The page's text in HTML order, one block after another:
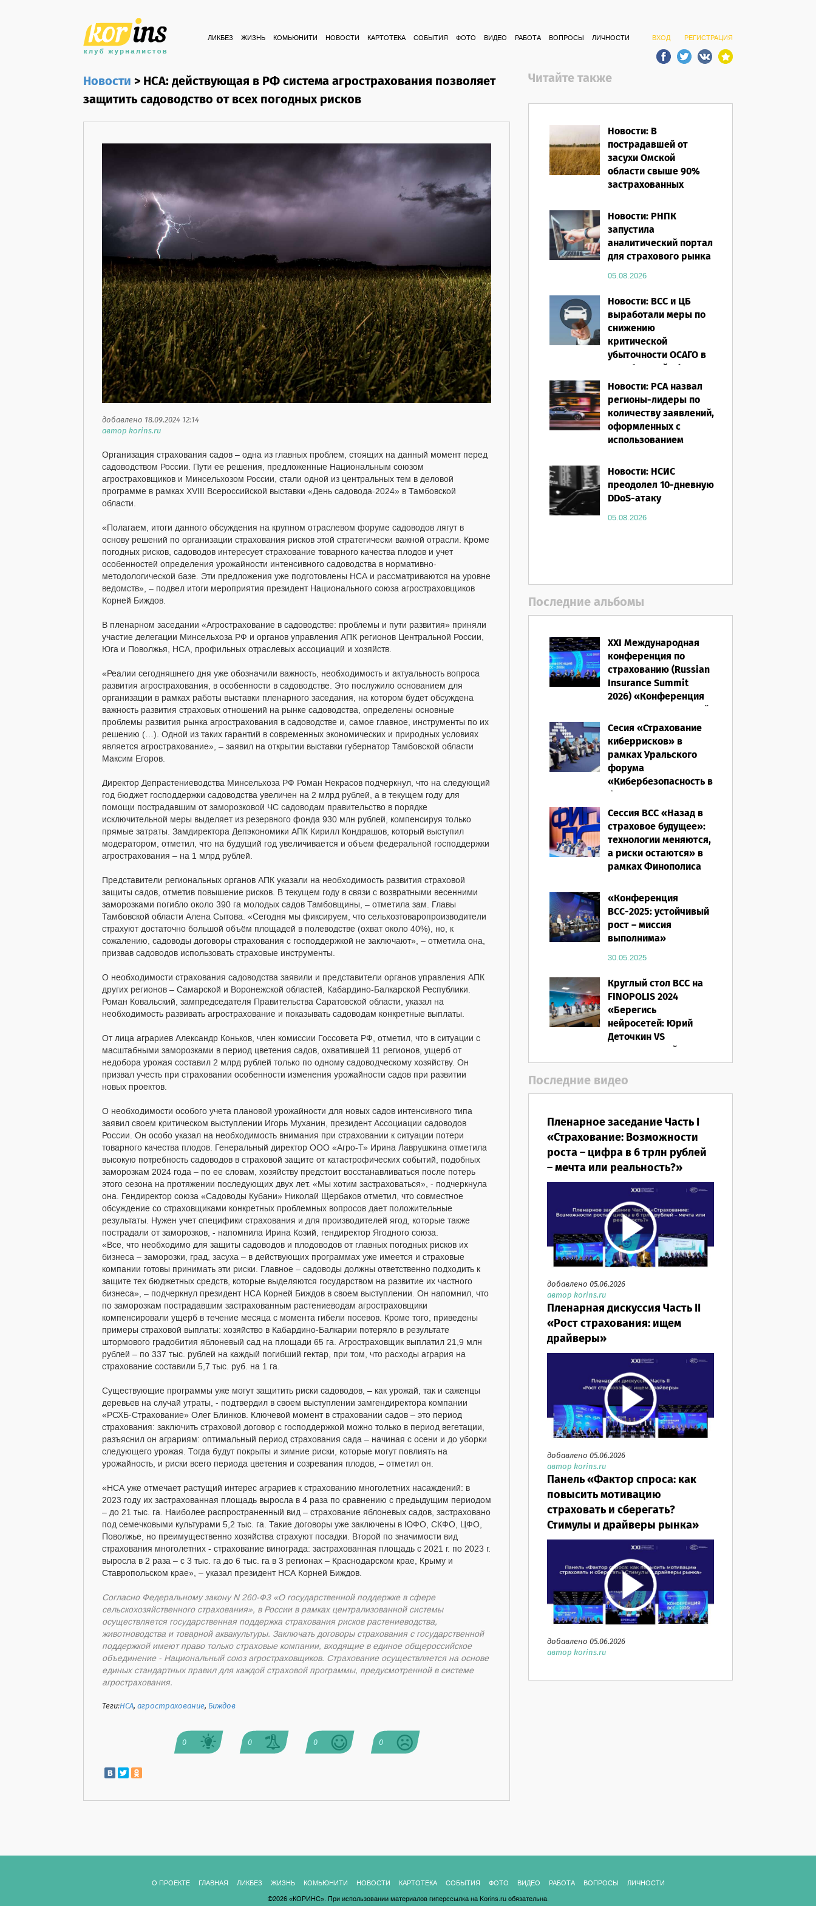
ВХОД РЕГИСТРАЦИЯ
ЛИКБЕЗ ЖИЗНЬ КОМЬЮНИТИ НОВОСТИ КАРТОТЕКА СОБЫТИЯ ФОТО ВИДЕО РАБОТА ВОПРОСЫ ЛИЧНОСТИ
Новости>НСА: действующая в РФ система агрострахования позволяет
защитить садоводство от всех погодных рисков
добавлено 18.09.2024 12:14
автор korins.ru
Организация страхования садов – одна из главных проблем, стоящих на данный момент перед
садоводством России. Пути ее решения, предложенные Национальным союзом
агростраховщиков и Минсельхозом России, стали одной из центральных тем в деловой
программе в рамках XVIII Всероссийской выставки «День садовода-2024» в Тамбовской
области.
«Полагаем, итоги данного обсуждения на крупном отраслевом форуме садоводов лягут в
основу решений по организации страхования рисков этой стратегически важной отрасли. Кроме
погодных рисков, садоводов интересует страхование товарного качества плодов и учет
особенностей определения урожайности интенсивного садоводства в нормативно-
методологической базе. Эти предложения уже подготовлены НСА и рассматриваются на уровне
ведомств», – подвел итоги мероприятия президент Национального союза агростраховщиков
Корней Биждов.
В пленарном заседании «Агрострахование в садоводстве: проблемы и пути развития» приняли
участие делегации Минсельхоза РФ и органов управления АПК регионов Центральной России,
Юга и Поволжья, НСА, профильных отраслевых ассоциаций и хозяйств.
«Реалии сегодняшнего дня уже обозначили важность, необходимость и актуальность вопроса
развития агрострахования, в особенности в садоводстве. Это послужило основанием для
организации в рамках работы выставки пленарного заседания, на котором будет обсуждена
важность развития страховых отношений на рынке садоводства, определены основные
проблемы развития рынка агрострахования в садоводстве и, самое главное, инструменты по их
решению (…). Одной из таких гарантий в современных экономических и природных условиях
является агрострахование», – заявил на открытии выставки губернатор Тамбовской области
Максим Егоров.
Директор Депрастениеводства Минсельхоза РФ Роман Некрасов подчеркнул, что на следующий
год бюджет господдержки садоводства увеличен на 2 млрд рублей, а в текущем году для
помощи пострадавшим от заморозковой ЧС садоводам правительство в порядке
исключительной меры выделяет из резервного фонда 930 млн рублей, компенсируя только
прямые затраты. Замдиректора Депэкономики АПК Кирилл Кондрашов, который выступил
модератором, отметил, что на будущий год увеличивается и объем федеральной господдержки
агрострахования – на 1 млрд рублей.
Представители региональных органов АПК указали на необходимость развития страховой
защиты садов, отметив повышение рисков. В текущем году в связи с возвратными весенними
заморозками погибло около 390 га молодых садов Тамбовщины, – отметила зам. Главы
Тамбовской области Алена Сытова. «Сегодня мы фиксируем, что сельхозтоваропроизводители
страхуют достаточно большой объём площадей в полеводстве (охват около 40%), но, к
сожалению, садоводы договоры страхования с господдержкой не заключают», – отметила она,
призвав садоводов использовать страховые инструменты.
О необходимости страхования садоводства заявили и представители органов управления АПК
других регионов – Самарской и Воронежской областей, Кабардино-Балкарской Республики.
Роман Ковальский, зампредседателя Правительства Саратовской области, указал на
необходимость развивать агрострахование и показывать садоводам конкретные выплаты.
От лица аграриев Александр Коньков, член комиссии Госсовета РФ, отметил, что в ситуации с
масштабными заморозками в период цветения садов, охватившей 11 регионов, ущерб от
недобора урожая составил 2 млрд рублей только по одному садоводческому хозяйству. Он
призвал учесть при страховании особенности изменения урожайности садов при развитии
новых проектов.
О необходимости особого учета плановой урожайности для новых садов интенсивного типа
заявил своем критическом выступлении Игорь Муханин, президент Ассоциации садоводов
России. Он особо указал на необходимость внимания при страховании к ситуации потери
товарного качества плодов. Генеральный директор ООО «Агро-Т» Ирина Лаврушкина отметила
высокую потребность садоводов в страховой защите от катастрофических событий, подобных
заморозкам 2024 года – по ее словам, хозяйству предстоит восстанавливаться после потерь
этого сезона на протяжении последующих двух лет. «Мы хотим застраховаться», - подчеркнула
она. Гендиректор союза «Садоводы Кубани» Николай Щербаков отметил, что совместное
обсуждение со страховщиками конкретных проблемных вопросов дает положительные
результаты. Нужен учет специфики страхования и для производителей ягод, которые также
пострадали от заморозков, - напомнила Ирина Козий, гендиректор Ягодного союза.
«Все, что необходимо для защиты садоводов и плодоводов от главных погодных рисков их
бизнеса – заморозки, град, засуха – в действующих программах уже имеется и страховые
компании готовы принимать эти риски. Главное – садоводы должны ответственно подходить к
защите тех бюджетных средств, которые выделяются государством на развитие их частного
бизнеса», – подчеркнул президент НСА Корней Биждов в своем выступлении. Он напомнил, что
по заморозкам пострадавшим застрахованным растениеводам агростраховщики
компенсировали ущерб в течение месяца с момента гибели посевов. Кроме того, приведены
примеры страховой выплаты: хозяйство в Кабардино-Балкарии потеряло в результате
штормового градобития яблоневый сад на площади 65 га. Агростраховщик выплатил 21,9 млн
рублей – по 337 тыс. рублей на каждый погибший гектар, при том, что расходы агрария на
страхование составили 5,7 тыс. руб. на 1 га.
Существующие программы уже могут защитить риски садоводов, – как урожай, так и саженцы
деревьев на случай утраты, - подтвердил в своем выступлении замгендиректора компании
«РСХБ-Страхование» Олег Блинков. Ключевой момент в страховании садов – это период
страхования: заключить страховой договор с господдержкой можно только в период вегетации,
разъяснил он аграриям: оптимальный период страхования сада – начиная с осени и до уборки
следующего урожая. Тогда будут покрыты и зимние риски, которые могут повлиять на
урожайность, и риски всего периода цветения и созревания плодов, – отметил он.
«НСА уже отмечает растущий интерес аграриев к страхованию многолетних насаждений: в
2023 году их застрахованная площадь выросла в 4 раза по сравнению с предыдущим периодом
– до 21 тыс. га. Наиболее распространенный вид – страхование яблоневых садов, застраховано
под семечковыми культурами 5,2 тыс. га. Такие договоры уже заключены в ЮФО, СКФО, ЦФО,
Поволжье, но преимущественно хозяйства страхуют посадки. Второй по значимости вид
страхования многолетних - страхование винограда: застрахованная площадь с 2021 г. по 2023 г.
выросла в 2 раза – с 3 тыс. га до 6 тыс. га в 3 регионах – Краснодарском крае, Крыму и
Ставропольском крае», – указал президент НСА Корней Биждов.
Согласно Федеральному закону N 260-Ф3 «О государственной поддержке в сфере
сельскохозяйственного страхования», в России в рамках централизованной системы
осуществляется государственная поддержка страхования рисков растениеводства,
животноводства и товарной аквакультуры. Заключать договоры страхования с государственной
поддержкой имеют право только страховые компании, входящие в единое общероссийское
объединение - Национальный союз агростраховщиков. Страхование осуществляется на основе
единых стандартных правил для каждой страховой программы, предусмотренной в системе
агрострахования.
Теги:НСА,агрострахование, Биждов
0 0 0 0
Читайте также
Новости: В
пострадавшей от
засухи Омской
области свыше 90%
застрахованных
полисом «от ЧС»
05.08.2026
Новости: РНПК
запустила
аналитический портал
для страхового рынка
05.08.2026
Новости: ВСС и ЦБ
выработали меры по
снижению
критической
убыточности ОСАГО в
Челябинской области
05.08.2026
Новости: РСА назвал
регионы-лидеры по
количеству заявлений,
оформленных с
использованием
первое полугодие 2026
года
05.08.2026
Новости: НСИС
преодолел 10-дневную
DDoS-атаку
05.08.2026
Последние альбомы
XXI Международная
конференция по
страхованию (Russian
Insurance Summit
2026) «Конференция
ВСС-2026: Культурный
код страхования/
Человеческий
фактор»
28.05.2026
Сесия «Страхование
киберрисков» в
рамках Уральского
форума
«Кибербезопасность в
финансах» 2026
16.03.2026
Сессия ВСС «Назад в
страховое будущее»:
технологии меняются,
а риски остаются» в
рамках Финополиса
16.03.2026
«Конференция
ВСС-2025: устойчивый
рост – миссия
выполнима»
30.05.2025
Круглый стол ВСС на
FINOPOLIS 2024
«Берегись
нейросетей: Юрий
Деточкин VS
искусственный
интеллект»
12.11.2024
Последние видео
Пленарное заседание Часть I
«Страхование: Возможности
роста – цифра в 6 трлн рублей
– мечта или реальность?»
добавлено 05.06.2026
автор korins.ru
Пленарная дискуссия Часть II
«Рост страхования: ищем
драйверы»
добавлено 05.06.2026
автор korins.ru
Панель «Фактор спроса: как
повысить мотивацию
страховать и сберегать?
Стимулы и драйверы рынка»
добавлено 05.06.2026
автор korins.ru
О ПРОЕКТЕ ГЛАВНАЯ ЛИКБЕЗ ЖИЗНЬ КОМЬЮНИТИ НОВОСТИ КАРТОТЕКА СОБЫТИЯ ФОТО ВИДЕО РАБОТА ВОПРОСЫ
ЛИЧНОСТИ
©2026 «КОРИНС». При использовании материалов гиперссылка на Korins.ru обязательна.